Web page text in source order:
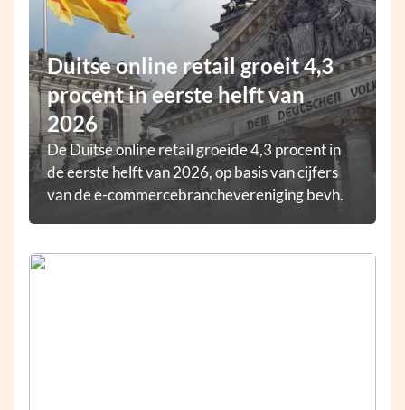
Duitse online retail groeit 4,3
procent in eerste helft van
2026
De Duitse online retail groeide 4,3 procent in
de eerste helft van 2026, op basis van cijfers
van de e-commercebranchevereniging bevh.